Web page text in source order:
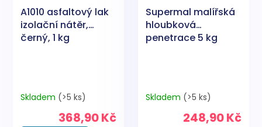
A1010 asfaltový lak
izolační nátěr,
černý, 1 kg
Skladem (>5 ks)
368,90 Kč
Supermal malířská
hloubková
penetrace 5 kg
Skladem (>5 ks)
248,90 Kč